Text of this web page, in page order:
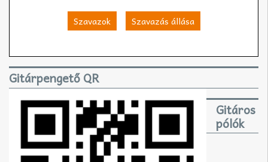
Szavazok Szavazás állása
Gitárpengető QR
Gitáros
pólók